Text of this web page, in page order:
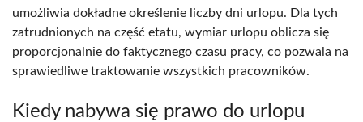
umożliwia dokładne określenie liczby dni urlopu. Dla tych
zatrudnionych na część etatu, wymiar urlopu oblicza się
proporcjonalnie do faktycznego czasu pracy, co pozwala na
sprawiedliwe traktowanie wszystkich pracowników.
Kiedy nabywa się prawo do urlopu